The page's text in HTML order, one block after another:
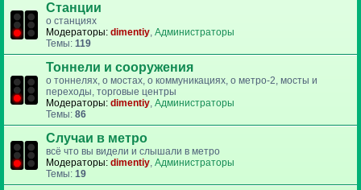
Станции
о станциях
Модераторы: dimentiy, Администраторы
Темы: 119
Тоннели и сооружения
о тоннелях, о мостах, о коммуникациях, о метро-2, мосты и
переходы, торговые центры
Модераторы: dimentiy, Администраторы
Темы: 86
Случаи в метро
всё что вы видели и слышали в метро
Модераторы: dimentiy, Администраторы
Темы: 19